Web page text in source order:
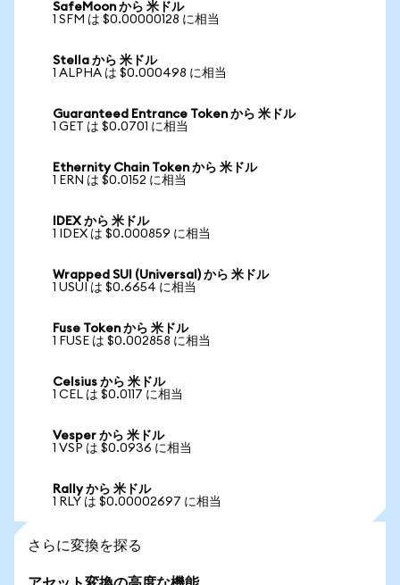
SafeMoon から 米ドル
1 SFM は $0.00000128 に相当
Stella から 米ドル
1 ALPHA は $0.000498 に相当
Guaranteed Entrance Token から 米ドル
1 GET は $0.0701 に相当
Ethernity Chain Token から 米ドル
1 ERN は $0.0152 に相当
IDEX から 米ドル
1 IDEX は $0.000859 に相当
Wrapped SUI (Universal) から 米ドル
1 USUI は $0.6654 に相当
Fuse Token から 米ドル
1 FUSE は $0.002858 に相当
Celsius から 米ドル
1 CEL は $0.0117 に相当
Vesper から 米ドル
1 VSP は $0.0936 に相当
Rally から 米ドル
1 RLY は $0.00002697 に相当
さらに変換を探る